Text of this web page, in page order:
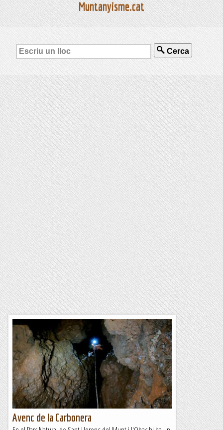
Muntanyisme.cat
Cerca
Avenc de la Carbonera